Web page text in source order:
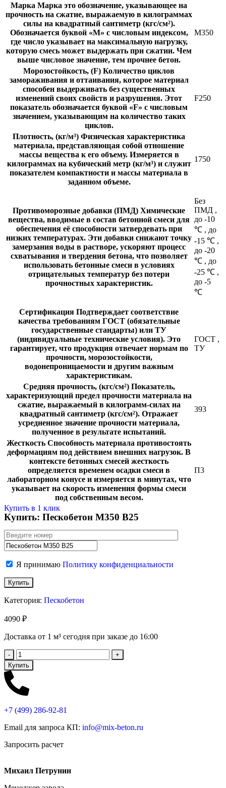
Марка Марка это обозначение, указывающее на
прочность на сжатие, выражаемую в килограммах
силы на квадратный сантиметр (кгс/см²).
Обозначается буквой «М» с числовым индексом,
где число указывает на максимальную нагрузку,
которую смесь может выдержать при сжатии. Чем
выше числовое значение, тем прочнее бетон.
М350
Морозостойкость, (F) Количество циклов
замораживания и оттаивания, которое материал
способен выдерживать без существенных
изменений своих свойств и разрушения. Этот
показатель обозначается буквой «F» с числовым
значением, указывающим на количество таких
циклов.
F250
Плотность, (кг/м³) Физическая характеристика
материала, представляющая собой отношение
массы вещества к его объему. Измеряется в
килограммах на кубический метр (кг/м³) и служит
показателем компактности и массы материала в
заданном объеме.
1750
Противоморозные добавки (ПМД) Химические
вещества, вводимые в состав бетонной смеси для
обеспечения её способности затвердевать при
низких температурах. Эти добавки снижают точку
замерзания воды в растворе, ускоряют процесс
схватывания и твердения бетона, что позволяет
использовать бетонные смеси в условиях
отрицательных температур без потери
прочностных характеристик.
Без
ПМД ,
до -10
℃ , до
-15 ℃ ,
до -20
℃ , до
-25 ℃ ,
до -5
℃
Сертификация Подтверждает соответствие
качества требованиям ГОСТ (обязательные
государственные стандарты) или ТУ
(индивидуальные технические условия). Это
гарантирует, что продукция отвечает нормам по
прочности, морозостойкости,
водонепроницаемости и другим важным
характеристикам.
ГОСТ ,
ТУ
Средняя прочность, (кгс/см²) Показатель,
характеризующий предел прочности материала на
сжатие, выражаемый в килограмм-силах на
квадратный сантиметр (кгс/см²). Отражает
усредненное значение прочности материала,
полученное в результате испытаний.
393
Жесткость Способность материала противостоять
деформациям под действием внешних нагрузок. В
контексте бетонных смесей жесткость
определяется временем осадки смеси в
лабораторном конусе и измеряется в минутах, что
указывает на скорость изменения формы смеси
под собственным весом.
П3
Купить в 1 клик
Купить: Пескобетон М350 В25
Я принимаю Политику конфиденциальности
Категория: Пескобетон
4090 ₽
Доставка от 1 м³ сегодня при заказе до 16:00
Купить
+7 (499) 286-92-81
Email для запроса КП: info@mix-beton.ru
Запросить расчет
Михаил Петрунин